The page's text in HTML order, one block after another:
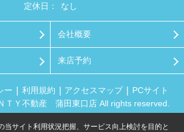
定休日：
なし
会社概要
来店予約
ー 利用規約 アクセスマップ
PCサイト
ＴＹ不動産 蒲田東口店 All rights reserved.
当サイト利用状況把握、サービス向上検討を目的と